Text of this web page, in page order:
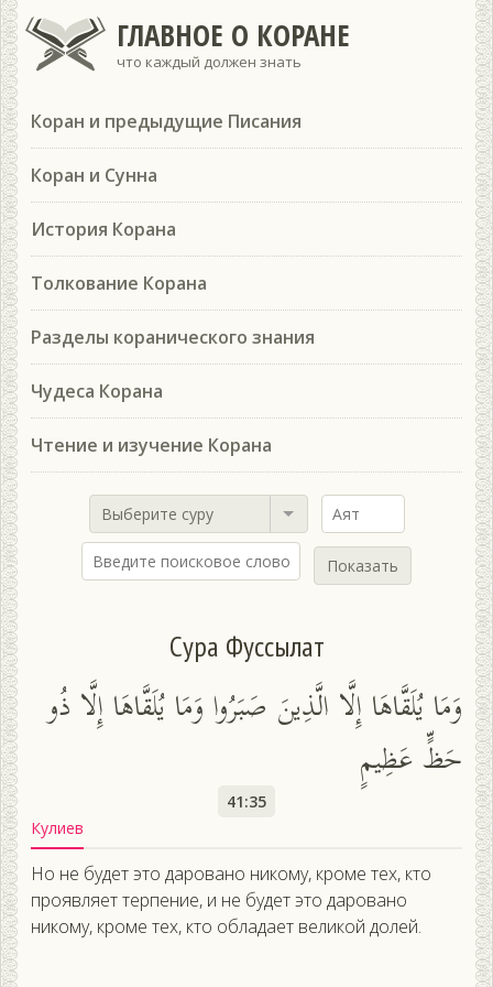
ГЛАВНОЕ О КОРАНЕ
что каждый должен знать
Коран и предыдущие Писания
Коран и Сунна
История Корана
Толкование Корана
Разделы коранического знания
Чудеса Корана
Чтение и изучение Корана
Выберите суру
Показать
Сура Фуссылат
وَمَا يُلَقَّاهَا إِلَّا الَّذِينَ صَبَرُوا وَمَا يُلَقَّاهَا إِلَّا ذُو
حَظٍّ عَظِيمٍ
41:35
Кулиев
Но не будет это даровано никому, кроме тех, кто
проявляет терпение, и не будет это даровано
никому, кроме тех, кто обладает великой долей.